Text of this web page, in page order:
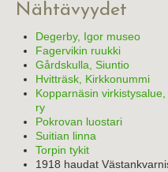
Nähtävyydet
Degerby, Igor museo
Fagervikin ruukki
Gårdskulla, Siuntio
Hvitträsk, Kirkkonummi
Kopparnäsin
ry
Pokrovan luostari
Suitian linna
Torpin tykit
1918 haudat